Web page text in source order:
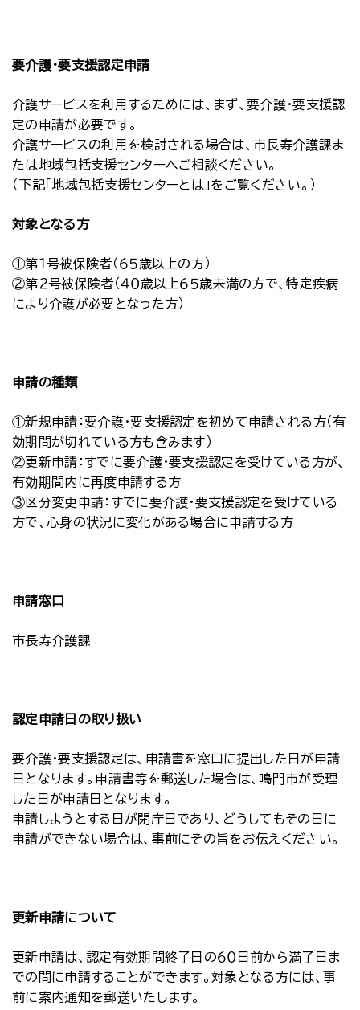
要介護・要支援認定申請
介護サービスを利用するためには、まず、要介護・要支援認
定の申請が必要です。
介護サービスの利用を検討される場合は、市長寿介護課ま
たは地域包括支援センターへご相談ください。
（下記「地域包括支援センターとは」をご覧ください。）
対象となる方
①第１号被保険者（６５歳以上の方）
②第２号被保険者（４０歳以上６５歳未満の方で、特定疾病
により介護が必要となった方）
申請の種類
①新規申請：要介護・要支援認定を初めて申請される方（有
効期間が切れている方も含みます）
②更新申請：すでに要介護・要支援認定を受けている方が、
有効期間内に再度申請する方
③区分変更申請：すでに要介護・要支援認定を受けている
方で、心身の状況に変化がある場合に申請する方
申請窓口
市長寿介護課
認定申請日の取り扱い
要介護・要支援認定は、申請書を窓口に提出した日が申請
日となります。申請書等を郵送した場合は、鳴門市が受理
した日が申請日となります。
申請しようとする日が閉庁日であり、どうしてもその日に
申請ができない場合は、事前にその旨をお伝えください。
更新申請について
更新申請は、認定有効期間終了日の６０日前から満了日ま
での間に申請することができます。対象となる方には、事
前に案内通知を郵送いたします。